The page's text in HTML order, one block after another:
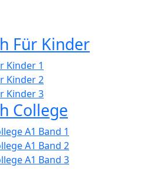
Für Kinder
Kinder 1
Kinder 2
Kinder 3
College
A1 Band 1
A1 Band 2
A1 Band 3